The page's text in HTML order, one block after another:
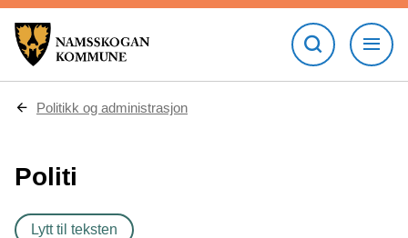
D
h
e
:
Politikk og administrasjon
Politi
Lytt til teksten